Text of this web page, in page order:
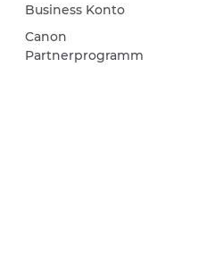
Business Konto
Canon
Partnerprogramm